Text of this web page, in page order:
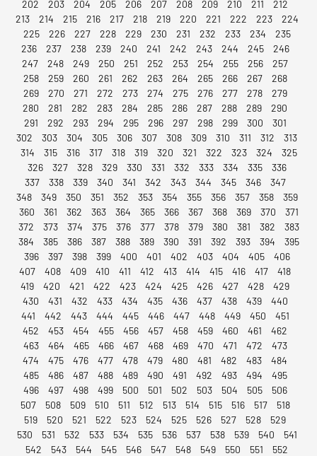
202 203 204 205 206 207 208 209 210 211
212
213
214 215 216 217 218 219 220 221 222 223
224
225
226 227 228 229 230 231 232 233 234
235
236
237 238 239 240 241 242 243 244 245
246
247
248 249 250 251 252 253 254 255 256
257
258
259 260 261 262 263 264 265 266 267
268
269
270 271 272 273 274 275 276 277 278
279
280
281 282 283 284 285 286 287 288 289
290
291
292 293 294 295 296 297 298 299 300
301
302
303 304 305 306 307 308 309 310 311 312
313
314
315 316 317 318 319 320 321 322 323 324
325
326
327 328 329 330 331 332 333 334 335
336
337
338 339 340 341 342 343 344 345 346
347
348
349 350 351 352 353 354 355 356 357 358
359
360
361 362 363 364 365 366 367 368 369 370
371
372
373 374 375 376 377 378 379 380 381 382
383
384
385 386 387 388 389 390 391 392 393 394
395
396
397 398 399 400 401 402 403 404 405
406
407
408 409 410 411 412 413 414 415 416 417
418
419
420 421 422 423 424 425 426 427 428
429
430
431 432 433 434 435 436 437 438 439
440
441
442 443 444 445 446 447 448 449 450
451
452
453 454 455 456 457 458 459 460 461
462
463
464 465 466 467 468 469 470 471 472
473
474
475 476 477 478 479 480 481 482 483
484
485
486 487 488 489 490 491 492 493 494
495
496
497 498 499 500 501 502 503 504 505
506
507
508 509 510 511 512 513 514 515 516 517
518
519
520 521 522 523 524 525 526 527 528
529
530
531 532 533 534 535 536 537 538 539 540
541
542
543 544 545 546 547 548 549 550 551
552